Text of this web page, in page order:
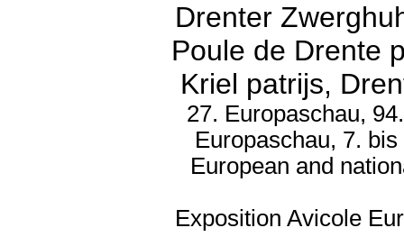
Drenter
Poule de Drente
Kriel patrijs,
27. Europaschau,
Europaschau, 7.
European and
Exposition Avicole